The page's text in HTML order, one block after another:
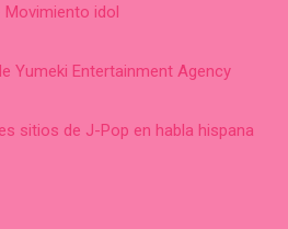
idol
Yumeki Entertainment Agency
sitios de J-Pop en habla hispana